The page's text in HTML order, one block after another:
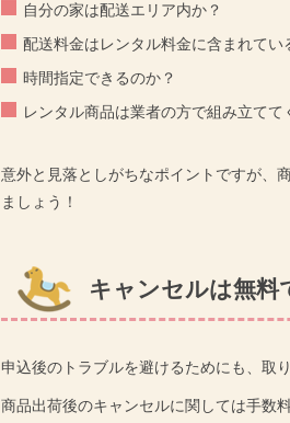
自分の家は配送エリア内か？
配送料金はレンタル料金に含まれてい
時間指定できるのか？
レンタル商品は業者の方で組み立てて
意外と見落としがちなポイントですが、
ましょう！
キャンセルは無料
申込後のトラブルを避けるためにも、取
商品出荷後のキャンセルに関しては手数